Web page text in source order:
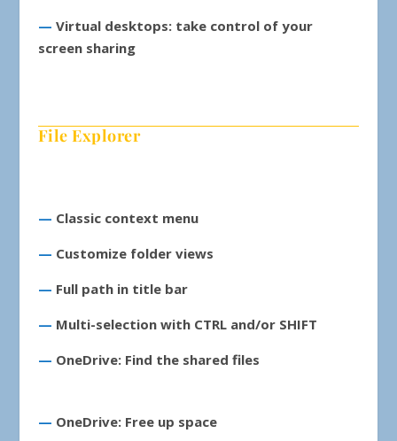
— Virtual desktops: take control of your
screen sharing
File Explorer
— Classic context menu
— Customize folder views
— Full path in title bar
— Multi-selection with CTRL and/or SHIFT
— OneDrive: Find the shared files
— OneDrive: Free up space